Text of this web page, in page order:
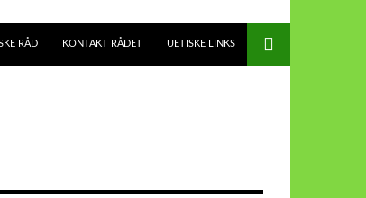
RÅD KONTAKT RÅDET UETISKE LINKS